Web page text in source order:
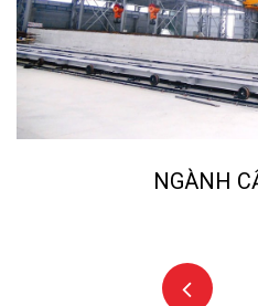
NGÀNH